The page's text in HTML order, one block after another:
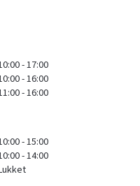
- 17:00
- 16:00
- 16:00
- 15:00
- 14:00